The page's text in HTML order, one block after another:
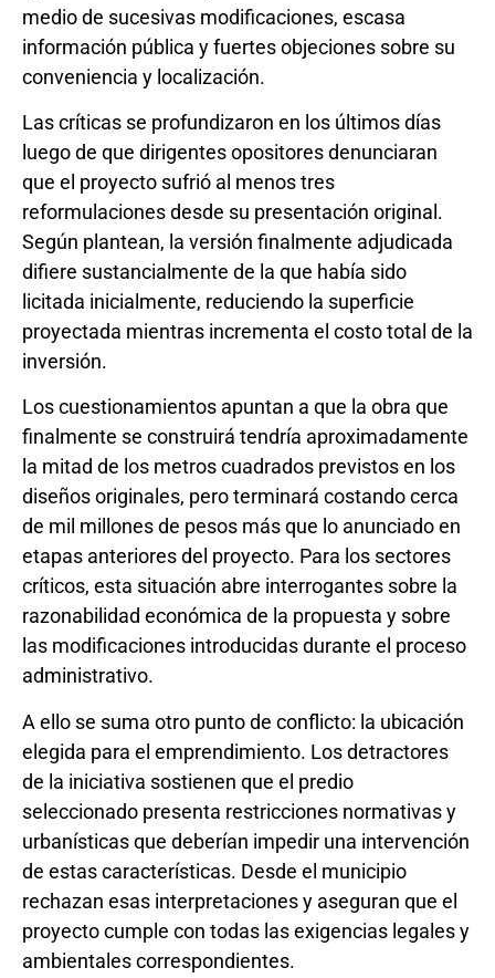
medio de sucesivas modificaciones, escasa
información pública y fuertes objeciones sobre su
conveniencia y localización.
Las críticas se profundizaron en los últimos días
luego de que dirigentes opositores denunciaran
que el proyecto sufrió al menos tres
reformulaciones desde su presentación original.
Según plantean, la versión finalmente adjudicada
difiere sustancialmente de la que había sido
licitada inicialmente, reduciendo la superficie
proyectada mientras incrementa el costo total de la
inversión.
Los cuestionamientos apuntan a que la obra que
finalmente se construirá tendría aproximadamente
la mitad de los metros cuadrados previstos en los
diseños originales, pero terminará costando cerca
de mil millones de pesos más que lo anunciado en
etapas anteriores del proyecto. Para los sectores
críticos, esta situación abre interrogantes sobre la
razonabilidad económica de la propuesta y sobre
las modificaciones introducidas durante el proceso
administrativo.
A ello se suma otro punto de conflicto: la ubicación
elegida para el emprendimiento. Los detractores
de la iniciativa sostienen que el predio
seleccionado presenta restricciones normativas y
urbanísticas que deberían impedir una intervención
de estas características. Desde el municipio
rechazan esas interpretaciones y aseguran que el
proyecto cumple con todas las exigencias legales y
ambientales correspondientes.